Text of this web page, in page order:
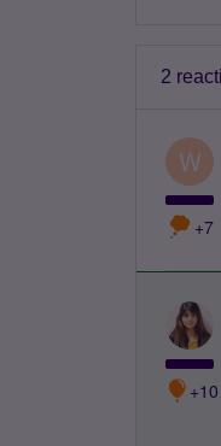
2
W
+7
+10